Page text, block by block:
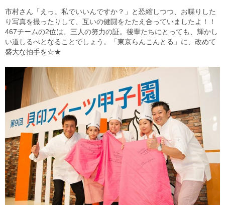
市村さん「えっ。私でいいんですか？」と恐縮しつつ、お喋りした
り写真を撮ったりして、互いの健闘をたたえ合っていましたよ！！
467チームの2位は、三人の努力の証。後輩たちにとっても、輝かし
い道しるべとなることでしょう。「東京らんこんとる」に、改めて
盛大な拍手を☆★